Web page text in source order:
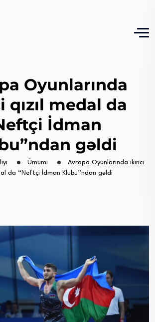
Oyunlarında
qızıl medal da
İdman
gəldi
Ümumi
Avropa Oyunlarında ikinci
da “Neftçi İdman Klubu”ndan gəldi